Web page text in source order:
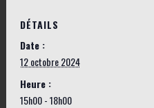
DÉTAILS
Date :
12 octobre 2024
Heure :
15h00 - 18h00